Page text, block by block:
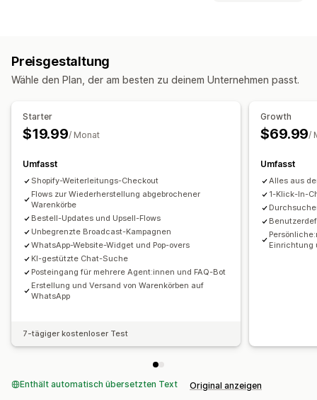
Automatisierte Antworten
Schnelle Antworten
Emojis und Sticker Chatfenster Geschäftszeiten
Begrüßungsnachrichten
Tagging
Chatzuweisung Chatflows
Preisgestaltung
Wähle den Plan, der am besten zu deinem Unternehmen passt.
Starter
$19.99/ Monat
Umfasst
Shopify-Weiterleitungs-Checkout
Flows zur Wiederherstellung abgebrochener
Warenkörbe
Bestell-Updates und Upsell-Flows
Unbegrenzte Broadcast-Kampagnen
WhatsApp-Website-Widget und Pop-overs
KI-gestützte Chat-Suche
Posteingang für mehrere Agent:innen und FAQ-Bot
Erstellung und Versand von Warenkörben auf
WhatsApp
7-tägiger kostenloser Test
Growth
$69.99/
Umfasst
Alles aus
1-Klick-In-
Einrichtung
Enthält automatisch übersetzten Text Original anzeigen